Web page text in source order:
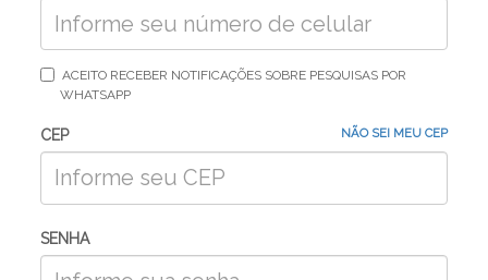
ACEITO RECEBER NOTIFICAÇÕES SOBRE PESQUISAS POR
WHATSAPP
CEP NÃO SEI MEU CEP
SENHA